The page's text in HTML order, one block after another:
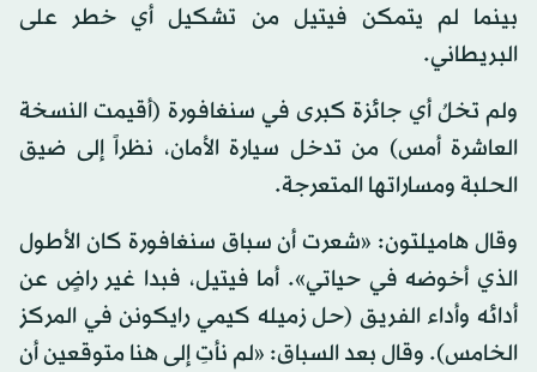
بينما لم يتمكن فيتيل من تشكيل أي خطر على
البريطاني.
ولم تخلُ أي جائزة كبرى في سنغافورة (أقيمت النسخة
العاشرة أمس) من تدخل سيارة الأمان، نظراً إلى ضيق
الحلبة ومساراتها المتعرجة.
وقال هاميلتون: «شعرت أن سباق سنغافورة كان الأطول
الذي أخوضه في حياتي». أما فيتيل، فبدا غير راضٍ عن
أدائه وأداء الفريق (حل زميله كيمي رايكونن في المركز
الخامس). وقال بعد السباق: «لم نأتِ إلى هنا متوقعين أن